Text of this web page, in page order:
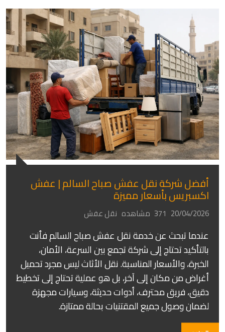
أفضل شركة نقل عفش صباح السالم | عفش
اكسبريس بأسعار مميزة
20/04/2026 371 مشاهده نقل عفش
عندما تبحث عن خدمة نقل عفش صباح السالم فأنت
بالتأكيد تحتاج إلى شركة تجمع بين السرعة، الأمان،
الخبرة، والأسعار المناسبة. نقل الأثاث ليس مجرد تحميل
أغراض من مكان إلى آخر، بل هو عملية تحتاج إلى تخطيط
دقيق، فريق محترف، أدوات حديثة، وسيارات مجهزة
لضمان وصول جميع المقتنيات بحالة ممتازة.